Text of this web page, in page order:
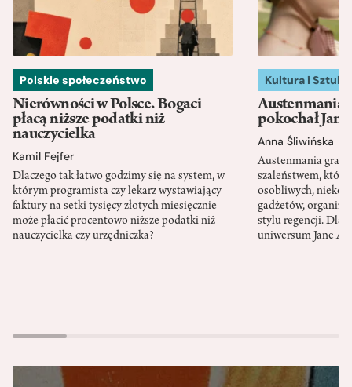
Polskie społeczeństwo
Nierówności w Polsce. Bogaci
płacą niższe podatki niż
nauczycielka
Kamil Fejfer
Dlaczego tak łatwo godzimy się na system, w
którym programista czy lekarz wystawiający
faktury na setki tysięcy złotych miesięcznie
może płacić procentowo niższe podatki niż
nauczycielka czy urzędniczka?
Kultura i Sztuka
Austenmania.
pokochał
Anna Śliwińska
Austenmania
szaleństwem, które
osobliwych,
gadżetów,
stylu regencji.
uniwersum Jane